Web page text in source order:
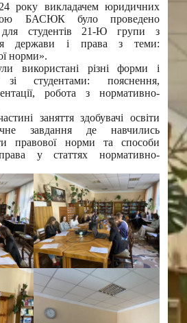
року викладачем юридичних
БАСЮК було проведено
для студентів 21-Ю групи з
держави і права з теми:
норми».
використані різні форми і
студентами: пояснення,
робота з нормативно-
заняття здобувачі освіти
завдання де навчились
правової норми та способи
у статтях нормативно-